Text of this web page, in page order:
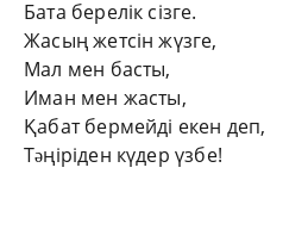
Бата берелік сізге.
Жасың жетсін жүзге,
Мал мен басты,
Иман мен жасты,
Қабат бермейді екен деп,
Тəңіріден күдер үзбе!